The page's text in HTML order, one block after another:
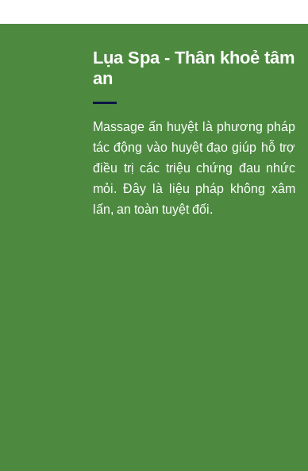
Lụa Spa - Thân khoẻ tâm
an
Massage ấn huyệt là phương pháp
tác động vào huyệt đạo giúp hỗ trợ
điều trị các triệu chứng đau nhức
mỏi. Đây là liệu pháp không xâm
lấn, an toàn tuyệt đối.